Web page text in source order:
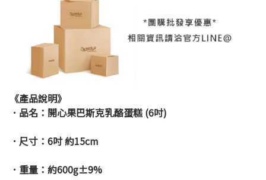
《產品說明》
．品名： 開心果巴斯克乳酪蛋糕 (6吋)
．尺寸： 6吋 約15cm
．重量： 約600g±9%